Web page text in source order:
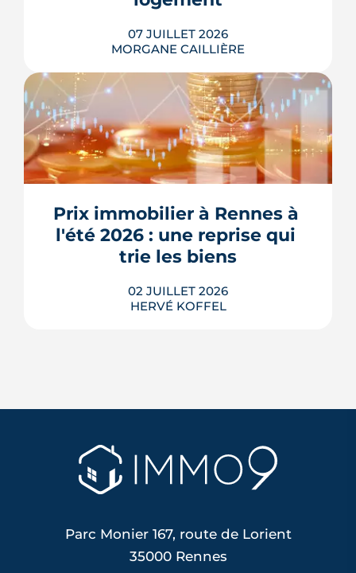
07 JUILLET 2026
MORGANE CAILLIÈRE
Le confort d'été devient un vrai critère
de valeur immobilière. Plus-value
DPE, atout du neuf : ce qu'il faut savoir
avant d'acheter ou de revendre.
LIRE L'ARTICLE
Prix immobilier à Rennes à
l'été 2026 : une reprise qui
trie les biens
02 JUILLET 2026
HERVÉ KOFFEL
pas à tout le monde de la même façon :
elle récompense l'emplacement, la
desserte par le métro et la performance
énergétique, et...
Parc Monier 167, route de Lorient
35000 Rennes